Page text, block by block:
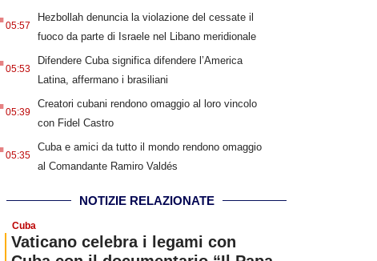
05:57
Hezbollah denuncia la violazione del cessate il
fuoco da parte di Israele nel Libano meridionale
05:53
Difendere Cuba significa difendere l’America
Latina, affermano i brasiliani
05:39
Creatori cubani rendono omaggio al loro vincolo
con Fidel Castro
05:35
Cuba e amici da tutto il mondo rendono omaggio
al Comandante Ramiro Valdés
NOTIZIE RELAZIONATE
Cuba
Vaticano celebra i legami con